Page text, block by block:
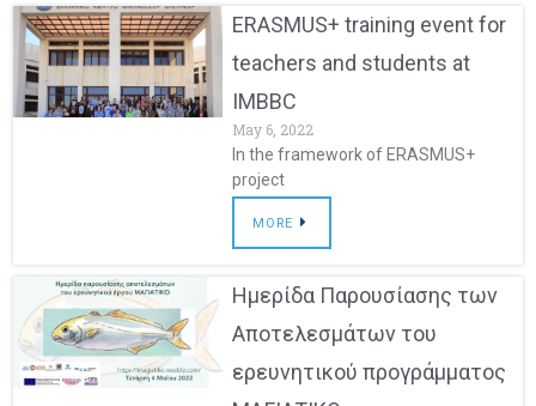
ERASMUS+ training event for
teachers and students at
IMBBC
May 6, 2022
In the framework of ERASMUS+
project
MORE
Ημερίδα Παρουσίασης των
Αποτελεσμάτων του
ερευνητικού προγράμματος